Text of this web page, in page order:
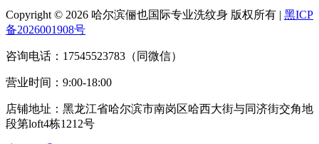
Copyright © 2026 哈尔滨俪也国际专业洗纹身 版权所有 | 黑ICP
备2026001908号
咨询电话：17545523783（同微信）
营业时间：9:00-18:00
店铺地址：黑龙江省哈尔滨市南岗区哈西大街与同济街交角地
段第loft4栋1212号